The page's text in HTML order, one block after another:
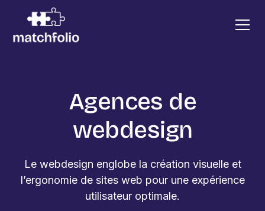
Agences de
webdesign
Le webdesign englobe la création visuelle et
l’ergonomie de sites web pour une expérience
utilisateur optimale.